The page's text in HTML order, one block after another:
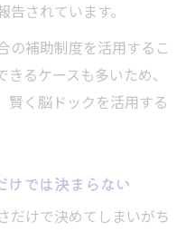
されています。
の補助制度を活用するこ
るケースも多いため、
賢く脳ドックを活用する
けでは決まらない
だけで決めてしまいがち